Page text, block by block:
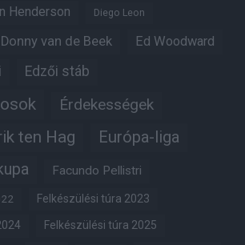
Henderson Diego Leon
Donny van de Beek Ed Woodward
Edzői stáb
Érdekességek
ten Hag Európa-liga
Facundo Pellistri
Felkészülési túra 2023
Felkészülési túra 2025